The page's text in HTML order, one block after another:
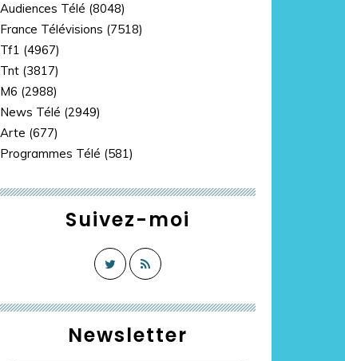
Newsletter
Audiences Télé (8048)
France Télévisions (7518)
Tf1 (4967)
Tnt (3817)
M6 (2988)
News Télé (2949)
Arte (677)
Programmes Télé (581)
Suivez-moi